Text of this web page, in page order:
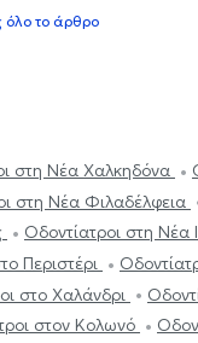
όλο το άρθρο
στη Νέα Χαλκηδόνα
στη Νέα Φιλαδέλφεια
Οδοντίατροι στη Νέα
Περιστέρι
στο Χαλάνδρι
στον Κολωνό